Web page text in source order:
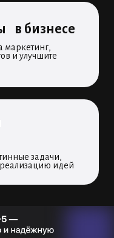
в бизнесе
маркетинг,
и улучшите
задачи,
идей